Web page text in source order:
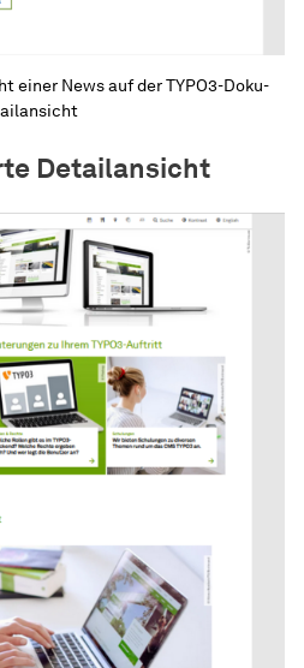
einer News auf der TYPO3-Doku-
Detailansicht